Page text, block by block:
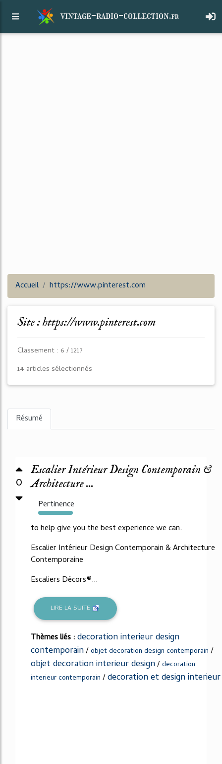
vintage-radio-collection.fr
Accueil https://www.pinterest.com
Site : https://www.pinterest.com
Classement : 6 / 1217
14 articles sélectionnés
Résumé
0
Escalier Intérieur Design Contemporain &
Architecture ...
Pertinence
302%
to help give you the best experience we can.
Escalier Intérieur Design Contemporain & Architecture
Contemporaine
Escaliers Décors®...
LIRE LA SUITE
Thèmes liés :decoration interieur design
contemporain/objet decoration design contemporain /
objet decoration interieur design/decoration
interieur contemporain /decoration et design interieur